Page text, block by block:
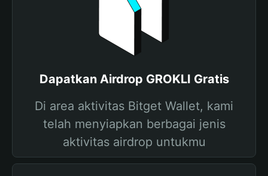
Dapatkan Airdrop GROKLI Gratis
Di area aktivitas Bitget Wallet, kami
telah menyiapkan berbagai jenis
aktivitas airdrop untukmu